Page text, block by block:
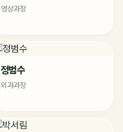
영상과장
정범수
외과과장